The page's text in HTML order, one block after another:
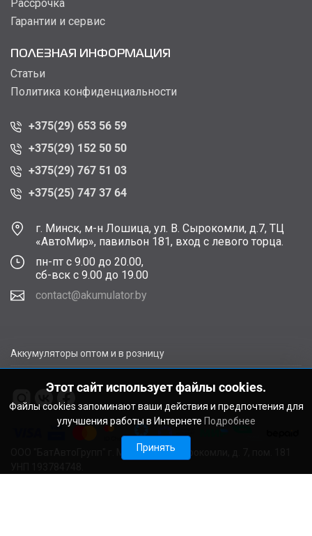
Рассрочка
Гарантии и сервис
ПОЛЕЗНАЯ ИНФОРМАЦИЯ
Статьи
Политика конфиденциальности
+375(29) 653 56 59
+375(29) 152 50 50
+375(29) 767 51 03
+375(25) 747 37 64
г. Минск, м-н Лошица, ул. В. Сырокомли, д.7, ТЦ
«АвтоМир», павильон 181, вход с левого торца.
пн-пт с 9.00 до 20.00,
сб-вск с 9.00 до 19.00
contact@akumulator.by
Аккумуляторы оптом и в розницу
ООО "БатАвтоГрупп" г. Минск, ул. В. Сырокомли, д. 7, пом. 181
Этот сайт использует файлы cookies.
Файлы cookies запоминают ваши действия и предпочтения для
улучшения работы в Интернете Подробнее
Принять